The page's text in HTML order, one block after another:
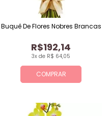
COMPRAR
3x de R$ 64,05
R$192,14
Buquê De Flores Nobres Brancas